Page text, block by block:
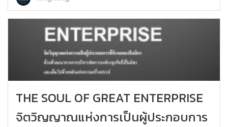
THE SOUL OF GREAT ENTERPRISE
จิตวิญญาณแห่งการเป็นผู้ประกอบการ